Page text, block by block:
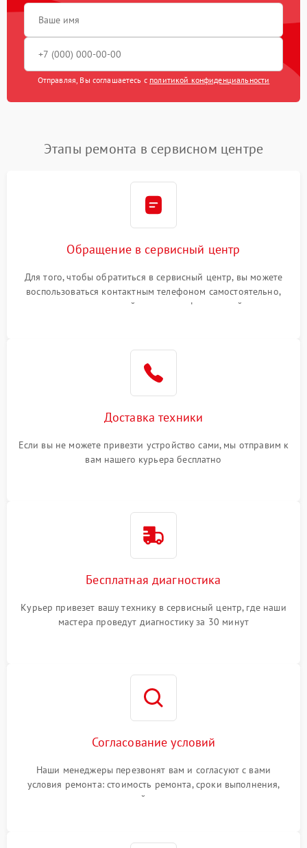
Отправляя, Вы соглашаетесь с политикой конфиденциальности
Этапы ремонта в сервисном центре
Обращение в сервисный центр
Для того, чтобы обратиться в сервисный центр, вы можете
воспользоваться контактным телефоном самостоятельно,
или оставить свой номер телефона на сайте
Доставка техники
Если вы не можете привезти устройство сами, мы отправим к
вам нашего курьера бесплатно
Бесплатная диагностика
Курьер привезет вашу технику в сервисный центр, где наши
мастера проведут диагностику за 30 минут
Согласование условий
Наши менеджеры перезвонят вам и согласуют с вами
условия ремонта: стоимость ремонта, сроки выполнения,
гарантийные условия